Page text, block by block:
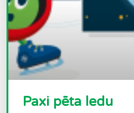
Paxi pēta ledu